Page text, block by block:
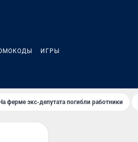
ИГРЫ
ферме экс-депутата погибли работники